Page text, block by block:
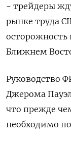
- трейдеры
рынке труда
осторожность
Ближнем
Руководство
Джерома
что прежде
необходимо